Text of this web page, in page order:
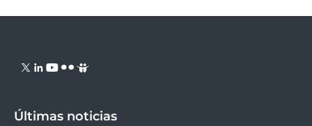
Últimas noticias